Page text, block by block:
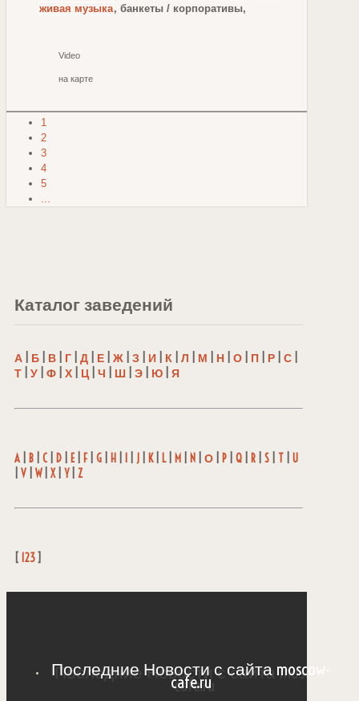
живая музыка, банкеты / корпоративы,
Video
на карте
1
2
3
4
5
Каталог заведений
А Б В Г Д Е Ж З И К Л М Н О П Р С
Т
У Ф Х Ц Ч Ш Э Ю Я
A B C D E F G H K| L| M N О P Q R S T
U
V W| X Y| Z
[ 123]
Последние Новости с сайта moscow-
cafe.ru